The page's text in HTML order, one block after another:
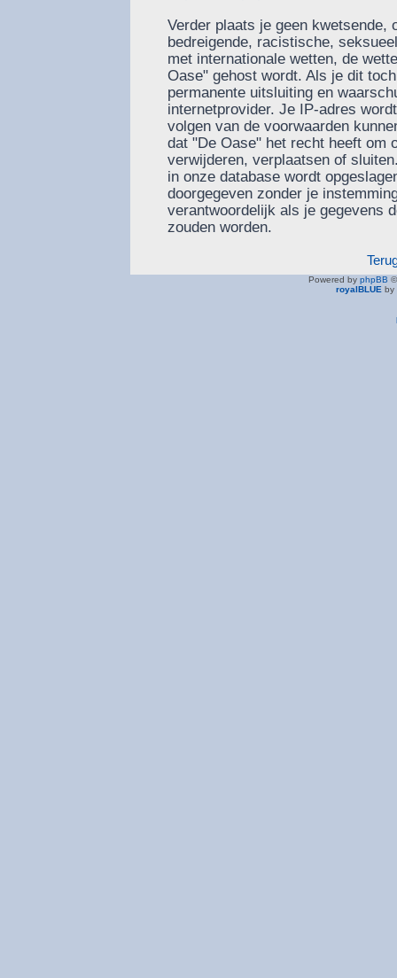
Verder plaats je geen kwetsende,
bedreigende, racistische,
met internationale wetten, de
Oase" gehost wordt. Als je dit
permanente uitsluiting en
internetprovider. Je IP-adres
volgen van de voorwaarden
dat "De Oase" het recht heeft om
verwijderen, verplaatsen of
in onze database wordt
doorgegeven zonder je
verantwoordelijk als je gegevens
zouden worden.
Powered by phpBB
royalBLUE by